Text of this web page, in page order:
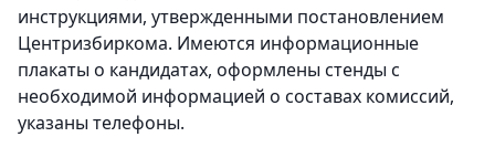
инструкциями, утвержденными постановлением
Центризбиркома. Имеются информационные
плакаты о кандидатах, оформлены стенды с
необходимой информацией о составах комиссий,
указаны телефоны.